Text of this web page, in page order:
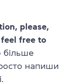
please,
free to
більше
напиши